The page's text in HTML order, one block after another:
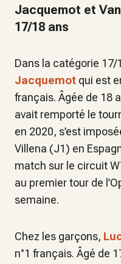
Jacquemot et
17/18 ans
Dans la catégorie 17/
Jacquemot qui est
français. Âgée de 18
avait remporté le
en 2020, s’est
Villena (J1) en
match sur le circuit
au premier tour de
semaine.
Chez les garçons,
n°1 français. Âgé de